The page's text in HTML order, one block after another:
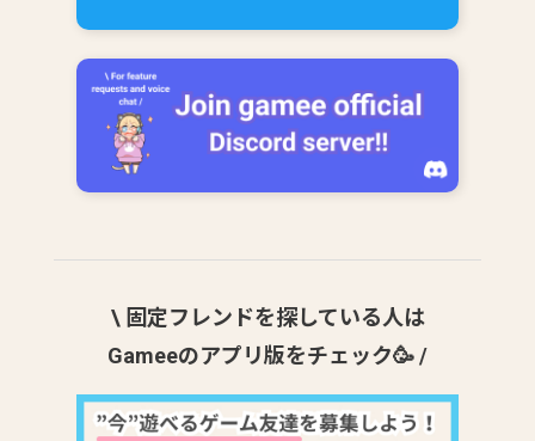
\ 固定フレンドを探している人は
Gameeのアプリ版をチェック🥳 /